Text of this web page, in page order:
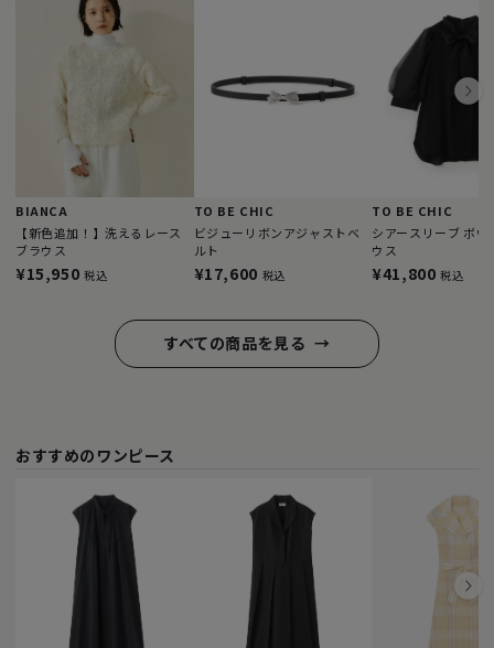
BIANCA
【新色追加！】洗えるレース
ブラウス
¥15,950 税込
TO BE CHIC
ビジューリボンアジャストベ
ルト
¥17,600 税込
TO BE CHIC
シアースリーブ ボウ
ウス
¥41,800 税込
すべての商品を見る →
おすすめのワンピース